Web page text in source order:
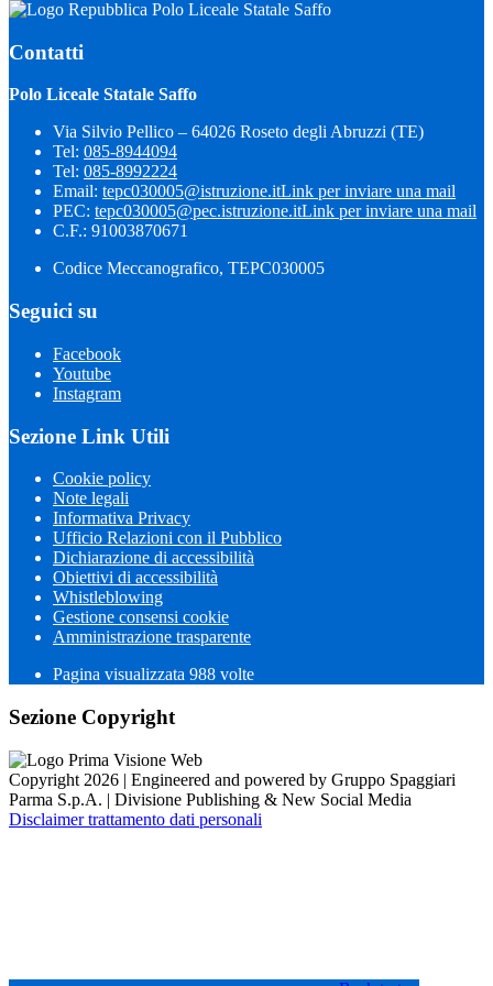
Polo Liceale Statale Saffo
Contatti
Polo Liceale Statale Saffo
Via Silvio Pellico – 64026 Roseto degli Abruzzi (TE)
Tel: 085-8944094
Tel: 085-8992224
Email: tepc030005@istruzione.itLink per inviare una mail
PEC: tepc030005@pec.istruzione.itLink per inviare una mail
C.F.: 91003870671
Codice Meccanografico, TEPC030005
Seguici su
Facebook
Youtube
Instagram
Sezione Link Utili
Cookie policy
Note legali
Informativa Privacy
Ufficio Relazioni con il Pubblico
Dichiarazione di accessibilità
Obiettivi di accessibilità
Whistleblowing
Gestione consensi cookie
Amministrazione trasparente
Pagina visualizzata 988 volte
Sezione Copyright
Copyright 2026 | Engineered and powered by Gruppo Spaggiari
Parma S.p.A. | Divisione Publishing & New Social Media
Disclaimer trattamento dati personali